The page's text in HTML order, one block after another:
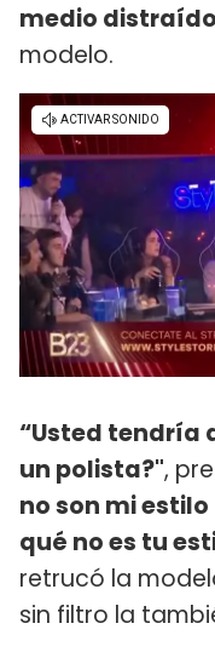
medio
modelo.
“Usted tendría
un polista?",
no son mi
qué no es tu
retrucó la
sin filtro la